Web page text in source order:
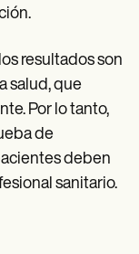
resultados son
salud, que
Por lo tanto,
de
deben
sanitario.